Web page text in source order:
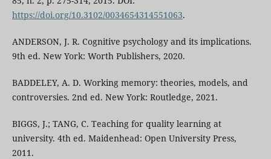
https://doi.org/10.3102/0034654314551063.
ANDERSON, J. R. Cognitive psychology and its implications.
9th ed. New York: Worth Publishers, 2020.
BADDELEY, A. D. Working memory: theories, models, and
controversies. 2nd ed. New York: Routledge, 2021.
BIGGS, J.; TANG, C. Teaching for quality learning at
university. 4th ed. Maidenhead: Open University Press,
2011.